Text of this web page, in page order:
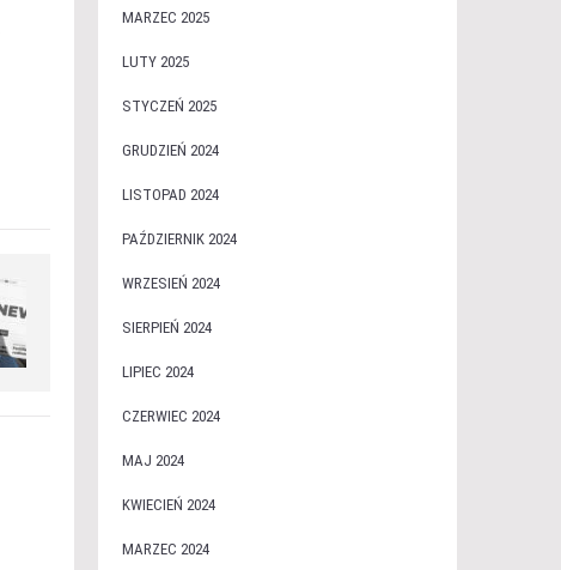
MARZEC 2025
LUTY 2025
STYCZEŃ 2025
GRUDZIEŃ 2024
LISTOPAD 2024
PAŹDZIERNIK 2024
WRZESIEŃ 2024
SIERPIEŃ 2024
LIPIEC 2024
CZERWIEC 2024
MAJ 2024
KWIECIEŃ 2024
MARZEC 2024